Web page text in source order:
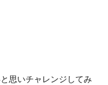
思いチャレンジしてみ